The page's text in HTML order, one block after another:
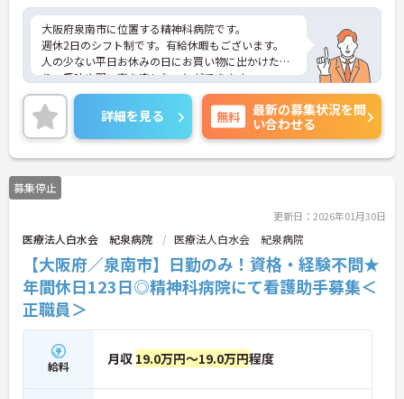
大阪府泉南市に位置する精神科病院です。
週休2日のシフト制です。有給休暇もございます。
人の少ない平日お休みの日にお買い物に出かけた
り、趣味や習い事を楽しむことができます。
ご興味をお持ちの方はお気軽にお問い合わせくださ
い。
詳細を見る 無料
最新の募集状況を問
い合わせる
募集停止
更新日：2026年01月30日
医療法人白水会 紀泉病院 医療法人白水会 紀泉病院
【大阪府／泉南市】日勤のみ！資格・経験不問★
年間休日123日◎精神科病院にて看護助手募集＜
正職員＞
給料 月収 19.0万円～19.0万円程度